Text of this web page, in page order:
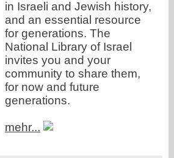
in Israeli and Jewish history,
and an essential resource
for generations. The
National Library of Israel
invites you and your
community to share them,
for now and future
generations.
mehr...